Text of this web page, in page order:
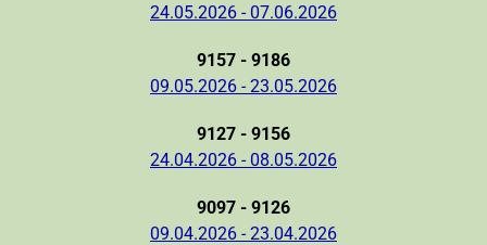
24.05.2026 - 07.06.2026
9157 - 9186
09.05.2026 - 23.05.2026
9127 - 9156
24.04.2026 - 08.05.2026
9097 - 9126
09.04.2026 - 23.04.2026